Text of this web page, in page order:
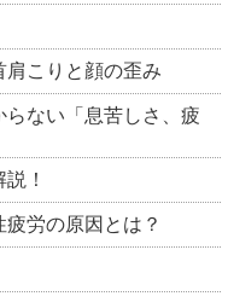
肩こりと顔の歪み
ない「息苦しさ、疲
！
労の原因とは？